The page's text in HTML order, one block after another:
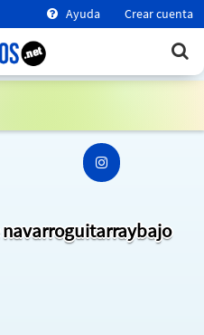
Ayuda Crear cuenta
navarroguitarraybajo